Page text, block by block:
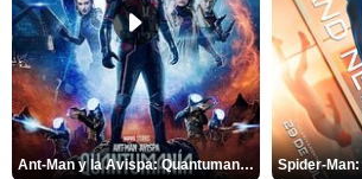
Ant-Man y la Avispa: Quantumanía Tráiler (2)